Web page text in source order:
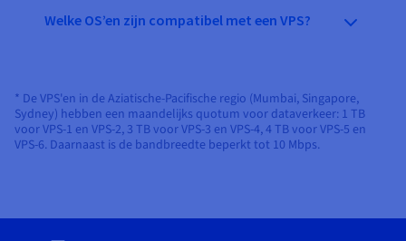
Welke OS’en zijn compatibel met een VPS?
* De VPS'en in de Aziatische-Pacifische regio (Mumbai, Singapore,
Sydney) hebben een maandelijks quotum voor dataverkeer: 1 TB
voor VPS-1 en VPS-2, 3 TB voor VPS-3 en VPS-4, 4 TB voor VPS-5 en
VPS-6. Daarnaast is de bandbreedte beperkt tot 10 Mbps.